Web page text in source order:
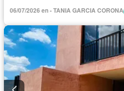
06/07/2026 en - TANIA GARCIA CORONA